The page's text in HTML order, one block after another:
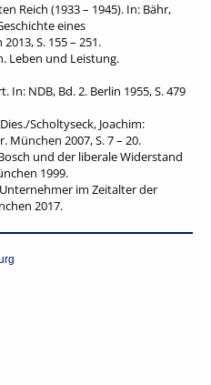
Reich (1933 – 1945). In: Bähr,
eines
S. 155 – 251.
Leben und Leistung.
In: NDB, Bd. 2. Berlin 1955, S. 479
Scholtyseck, Joachim:
2007, S. 7 – 20.
und der liberale Widerstand
1999.
im Zeitalter der
2017.